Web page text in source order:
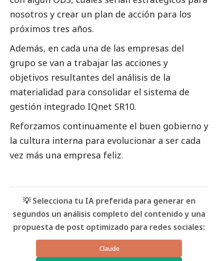
nosotros y crear un plan de acción para los
próximos tres años.
Además, en cada una de las empresas del
grupo se van a trabajar las acciones y
objetivos resultantes del análisis de la
materialidad para consolidar el sistema de
gestión integrado IQnet SR10.
Reforzamos continuamente el buen gobierno y
la cultura interna para evolucionar a ser cada
vez más una empresa feliz.
💡 Selecciona tu IA preferida para generar en
segundos un análisis completo del contenido y una
propuesta de post optimizado para redes sociales:
Claude